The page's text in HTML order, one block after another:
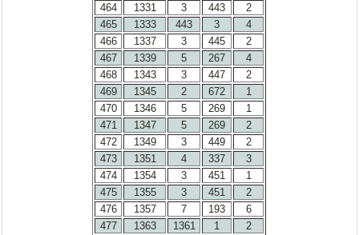
464
1331 3 443
2
465
1333 443 3
4
466
1337 3 445
2
467
1339 5 267
4
468
1343 3 447
2
469
1345 2 672
1
470
1346 5 269
1
471
1347 5 269
2
472
1349 3 449
2
473
1351 4 337
3
474
1354 3 451
1
475
1355 3 451
2
476
1357 7 193
6
477
1363 1361 1
2